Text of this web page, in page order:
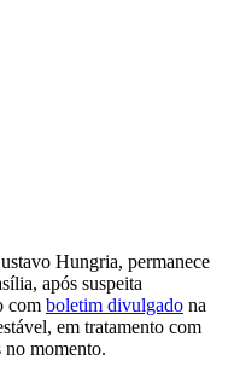
Hungria, permanece
após suspeita
com boletim divulgado na
em tratamento com
no momento.